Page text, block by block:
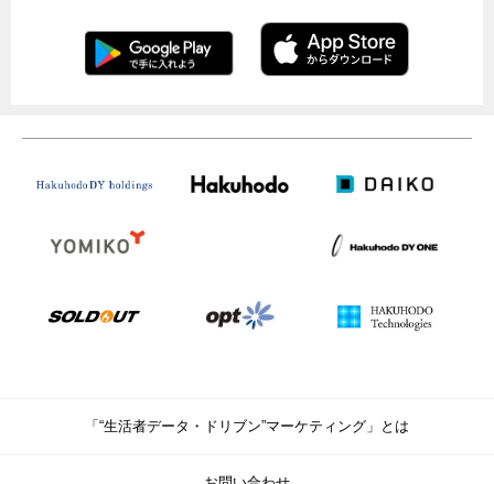
「“生活者データ・ドリブン”マーケティング」とは